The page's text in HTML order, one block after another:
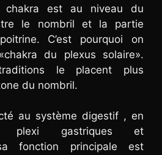
chakra est au niveau du
le nombril et la partie
C’est pourquoi on
du plexus solaire».
le placent plus
du nombril.
au système digestif , en
plexi gastriques et
fonction principale est